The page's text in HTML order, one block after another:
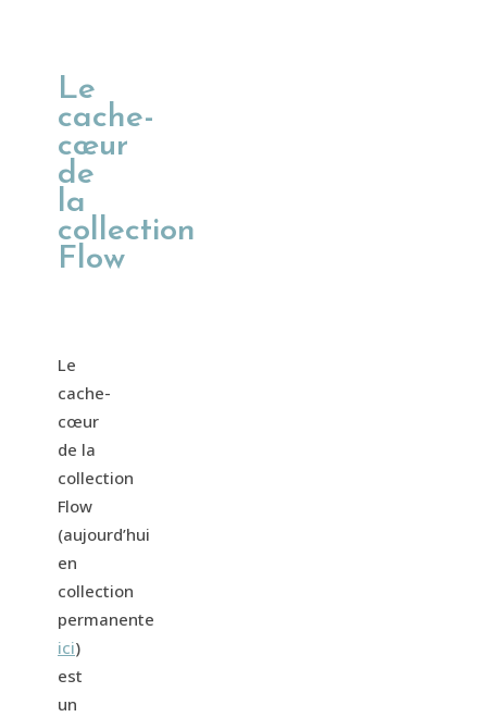
Le
cache-
cœur
de
la
collection
Flow
Le
cache-
cœur
de la
collection
Flow
(aujourd’hui
en
collection
permanente
ici)
est
un